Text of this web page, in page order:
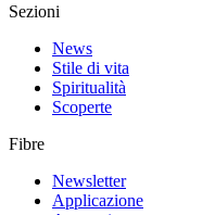
Sezioni
News
Stile di vita
Spiritualità
Scoperte
Fibre
Newsletter
Applicazione